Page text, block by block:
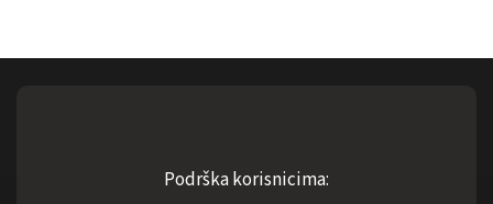
Podrška korisnicima: